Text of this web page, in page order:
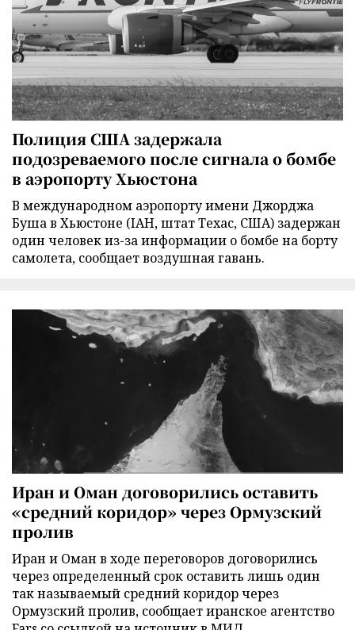
Полиция США задержала
подозреваемого после сигнала о бомбе
в аэропорту Хьюстона
В международном аэропорту имени Джорджа
Буша в Хьюстоне (IAH, штат Техас, США) задержан
один человек из-за информации о бомбе на борту
самолета, сообщает воздушная гавань.
Иран и Оман договорились оставить
«средний коридор» через Ормузский
пролив
Иран и Оман в ходе переговоров договорились
через определенный срок оставить лишь один
так называемый средний коридор через
Ормузский пролив, сообщает иранское агентство